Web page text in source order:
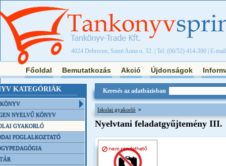
4024 Debrecen, Szent Anna u. 32. | Tel: (06/52) 414-390 | E-
Főoldal Bemutatkozás Akció Újdonságok
KATEGÓRIÁK
NYELVŰ KÖNYV
GYAKORLÓ
FOGLALKOZTATÓ
Keresés az adatbázisban
Iskolai gyakorló »
Nyelvtani feladatgyűjtemény III.